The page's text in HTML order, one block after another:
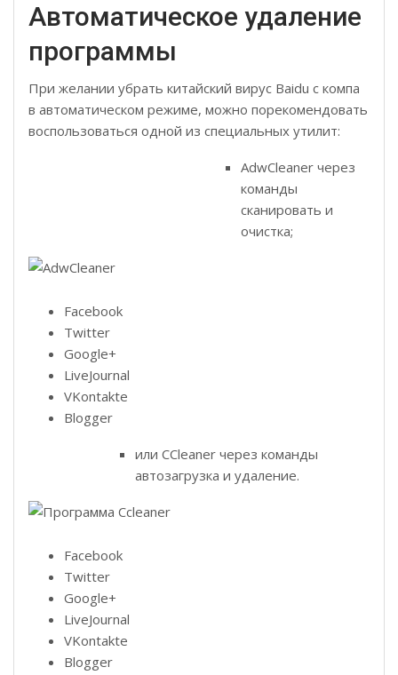
Автоматическое удаление
программы
При желании убрать китайский вирус Baidu с компа
в автоматическом режиме, можно порекомендовать
воспользоваться одной из специальных утилит:
AdwCleaner через
команды
сканировать и
очистка;
Facebook
Twitter
Google+
LiveJournal
VKontakte
Blogger
или CCleaner через команды
автозагрузка и удаление.
Facebook
Twitter
Google+
LiveJournal
VKontakte
Blogger